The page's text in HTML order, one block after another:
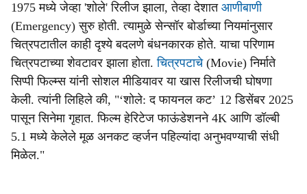
1975 मध्ये जेव्हा 'शोले' रिलीज झाला, तेव्हा देशात आणीबाणी
(Emergency) सुरु होती. त्यामुळे सेन्सॉर बोर्डाच्या नियमांनुसार
चित्रपटातील काही दृश्ये बदलणे बंधनकारक होते. याचा परिणाम
चित्रपटाच्या शेवटावर झाला होता.चित्रपटाचे(Movie) निर्माते
सिप्पी फिल्म्स यांनी सोशल मीडियावर या खास रिलीजची घोषणा
केली. त्यांनी लिहिले की, "‘शोले: द फायनल कट’ 12 डिसेंबर 2025
पासून सिनेमा गृहात. फिल्म हेरिटेज फाऊंडेशनने 4K आणि डॉल्बी
5.1 मध्ये केलेले मूळ अनकट व्हर्जन पहिल्यांदा अनुभवण्याची संधी
मिळेल."